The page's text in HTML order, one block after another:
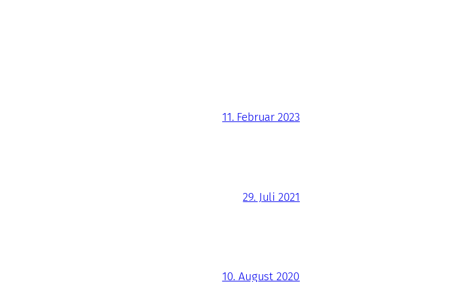
11. Februar 2023
29. Juli 2021
10. August 2020